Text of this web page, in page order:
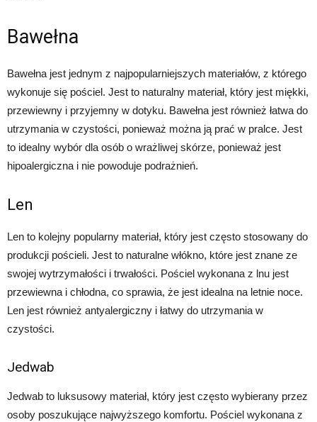
Bawełna
Bawełna jest jednym z najpopularniejszych materiałów, z którego
wykonuje się pościel. Jest to naturalny materiał, który jest miękki,
przewiewny i przyjemny w dotyku. Bawełna jest również łatwa do
utrzymania w czystości, ponieważ można ją prać w pralce. Jest
to idealny wybór dla osób o wrażliwej skórze, ponieważ jest
hipoalergiczna i nie powoduje podrażnień.
Len
Len to kolejny popularny materiał, który jest często stosowany do
produkcji pościeli. Jest to naturalne włókno, które jest znane ze
swojej wytrzymałości i trwałości. Pościel wykonana z lnu jest
przewiewna i chłodna, co sprawia, że jest idealna na letnie noce.
Len jest również antyalergiczny i łatwy do utrzymania w
czystości.
Jedwab
Jedwab to luksusowy materiał, który jest często wybierany przez
osoby poszukujące najwyższego komfortu. Pościel wykonana z